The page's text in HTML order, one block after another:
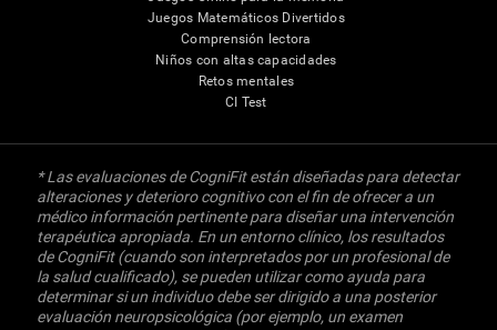
Juegos Matemáticos Divertidos
Comprensión lectora
Niños con altas capacidades
Retos mentales
CI Test
* Las evaluaciones de CogniFit están diseñadas para detectar
alteraciones y deterioro cognitivo con el fin de ofrecer a un
médico información pertinente para diseñar una intervención
terapéutica apropiada. En un entorno clínico, los resultados
de CogniFit (cuando son interpretados por un profesional de
la salud cualificado), se pueden utilizar como ayuda para
determinar si un individuo debe ser dirigido a una posterior
evaluación neuropsicológica (por ejemplo, un examen